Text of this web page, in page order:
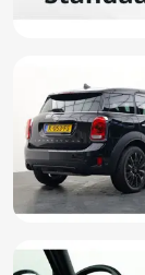
Multimedia-
Parkeersensor
Regensensor
Sportstuur
Stoelverwarming
Stuur